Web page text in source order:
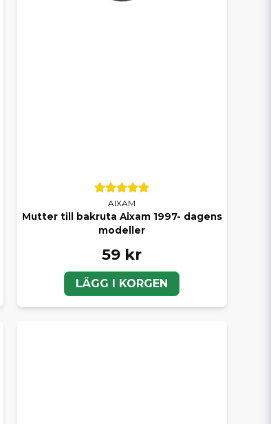
AIXAM
Mutter till bakruta Aixam 1997- dagens
modeller
59 kr
LÄGG I KORGEN